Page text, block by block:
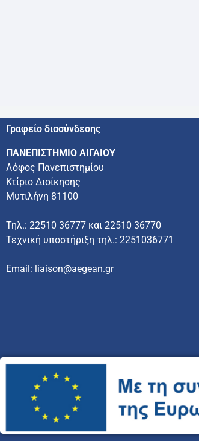
Γραφείο διασύνδεσης
ΠΑΝΕΠΙΣΤΗΜΙΟ ΑΙΓΑΙΟΥ
Λόφος Πανεπιστημίου
Κτίριο Διοίκησης
Μυτιλήνη 81100
Τηλ.: 22510 36777 και 22510 36770
Τεχνική υποστήριξη τηλ.: 2251036771
Email: liaison@aegean.gr